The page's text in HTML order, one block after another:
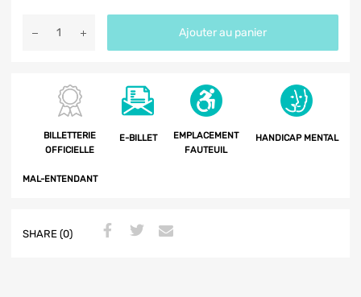
Ajouter au panier
BILLETTERIE
OFFICIELLE
E-BILLET
EMPLACEMENT
FAUTEUIL
HANDICAP MENTAL
MAL-ENTENDANT
SHARE (0)